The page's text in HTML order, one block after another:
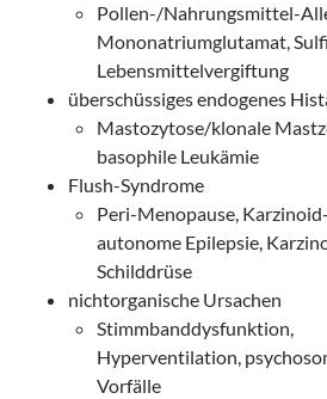
Pollen-/Nahrungsmittel-
Mononatriumglutamat,
Lebensmittelvergiftung
überschüssiges endogenes
Mastozytose/klonale
basophile Leukämie
Flush-Syndrome
Peri-Menopause,
autonome Epilepsie,
Schilddrüse
nichtorganische Ursachen
Stimmbanddysfunktion,
Hyperventilation,
Vorfälle